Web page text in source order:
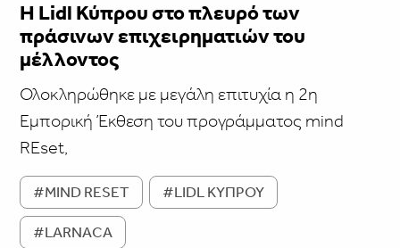
Η Lidl Κύπρου στο πλευρό των
πράσινων επιχειρηματιών του
μέλλοντος
Ολοκληρώθηκε με μεγάλη επιτυχία η 2η
Εμπορική Έκθεση του προγράμματος mind
REset,
#MIND RESET #LIDL ΚΥΠΡΟΥ
#LARNACA